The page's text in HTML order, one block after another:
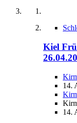
Kiel
14.
14.